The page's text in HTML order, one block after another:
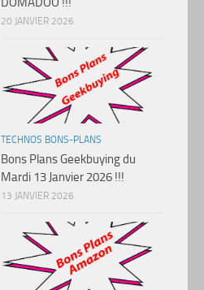
20 JANVIER 2026
TECHNOS BONS-PLANS
Bons Plans Geekbuying du
Mardi 13 Janvier 2026 !!!
13 JANVIER 2026